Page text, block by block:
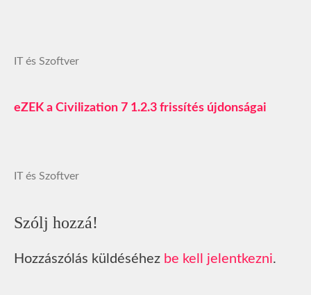
IT és Szoftver
eZEK a Civilization 7 1.2.3 frissítés újdonságai
IT és Szoftver
Szólj hozzá!
Hozzászólás küldéséhez be kell jelentkezni.